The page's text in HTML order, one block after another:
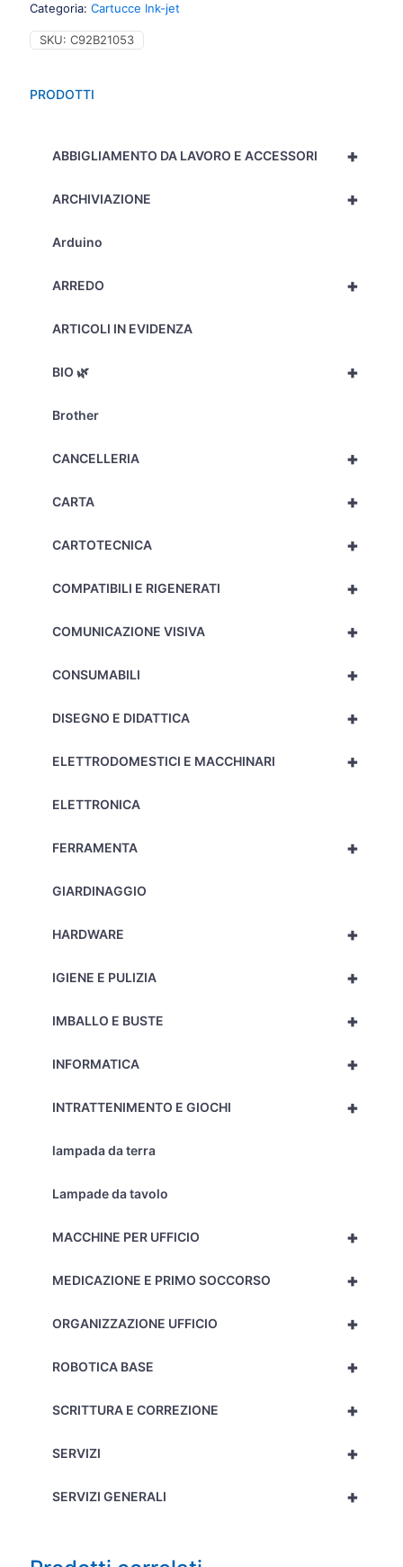
PRODOTTI
+
ABBIGLIAMENTO DA LAVORO E ACCESSORI
+
ARCHIVIAZIONE
Arduino
+
ARREDO
ARTICOLI IN EVIDENZA
+
BIO 🌿
Brother
+
CANCELLERIA
+
CARTA
+
CARTOTECNICA
+
COMPATIBILI E RIGENERATI
+
COMUNICAZIONE VISIVA
+
CONSUMABILI
+
DISEGNO E DIDATTICA
+
ELETTRODOMESTICI E MACCHINARI
ELETTRONICA
+
FERRAMENTA
GIARDINAGGIO
+
HARDWARE
+
IGIENE E PULIZIA
+
IMBALLO E BUSTE
+
INFORMATICA
+
INTRATTENIMENTO E GIOCHI
lampada da terra
Lampade da tavolo
+
MACCHINE PER UFFICIO
+
MEDICAZIONE E PRIMO SOCCORSO
+
ORGANIZZAZIONE UFFICIO
+
ROBOTICA BASE
+
SCRITTURA E CORREZIONE
+
SERVIZI
+
SERVIZI GENERALI
Categoria: Cartucce Ink-jet
SKU: C92B21053